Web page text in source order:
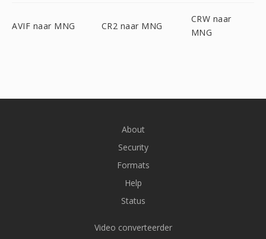
AVIF naar MNG CR2 naar MNG
CRW naar
MNG
About
Security
Formats
Help
Status
Video converteerder